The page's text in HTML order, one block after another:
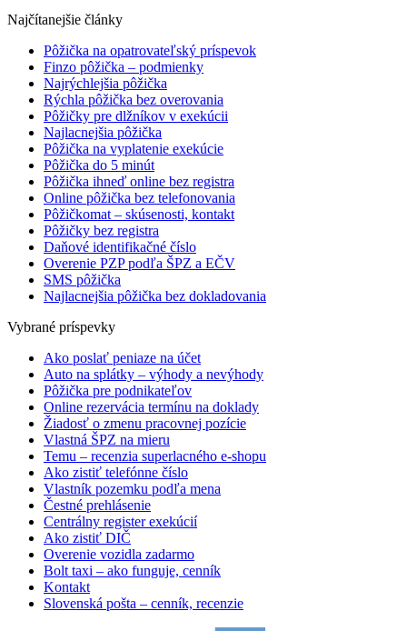
Najčítanejšie články
Pôžička na opatrovateľský príspevok
Finzo pôžička – podmienky
Najrýchlejšia pôžička
Rýchla pôžička bez overovania
Pôžičky pre dlžníkov v exekúcii
Najlacnejšia pôžička
Pôžička na vyplatenie exekúcie
Pôžička do 5 minút
Pôžička ihneď online bez registra
Online pôžička bez telefonovania
Pôžičkomat – skúsenosti, kontakt
Pôžičky bez registra
Daňové identifikačné číslo
Overenie PZP podľa ŠPZ a EČV
SMS pôžička
Najlacnejšia pôžička bez dokladovania
Vybrané príspevky
Ako poslať peniaze na účet
Auto na splátky – výhody a nevýhody
Pôžička pre podnikateľov
Online rezervácia termínu na doklady
Žiadosť o zmenu pracovnej pozície
Vlastná ŠPZ na mieru
Temu – recenzia superlacného e-shopu
Ako zistiť telefónne číslo
Vlastník pozemku podľa mena
Čestné prehlásenie
Centrálny register exekúcií
Ako zistiť DIČ
Overenie vozidla zadarmo
Bolt taxi – ako funguje, cenník
Kontakt
Slovenská pošta – cenník, recenzie